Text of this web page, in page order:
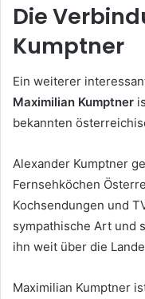
Die
Kumptner
Ein weiterer
Maximilian Kumptner
bekannten
Alexander Kumptner
Fernsehköchen
Kochsendungen und
sympathische Art und
ihn weit über die
Maximilian Kumptner